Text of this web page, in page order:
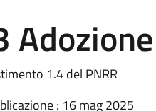
1.4 del PNRR
: 16 mag 2025